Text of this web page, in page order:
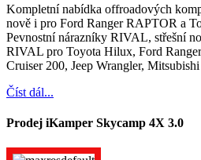
Kompletní nabídka offroadových
nově i pro Ford Ranger RAPTOR a
Pevnostní nárazníky RIVAL, střešní
RIVAL pro Toyota Hilux, Ford
Cruiser 200, Jeep Wrangler,
Číst dál...
Prodej iKamper Skycamp 4X 3.0